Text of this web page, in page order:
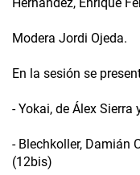
Modera Jordi Ojeda.
En la sesión se
- Yokai, de Álex Sierra
- Blechkoller, Damián
(12bis)